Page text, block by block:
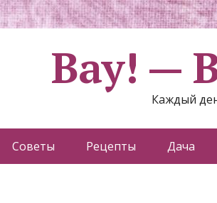
Вау! —
Каждый
Советы Рецепты Дача